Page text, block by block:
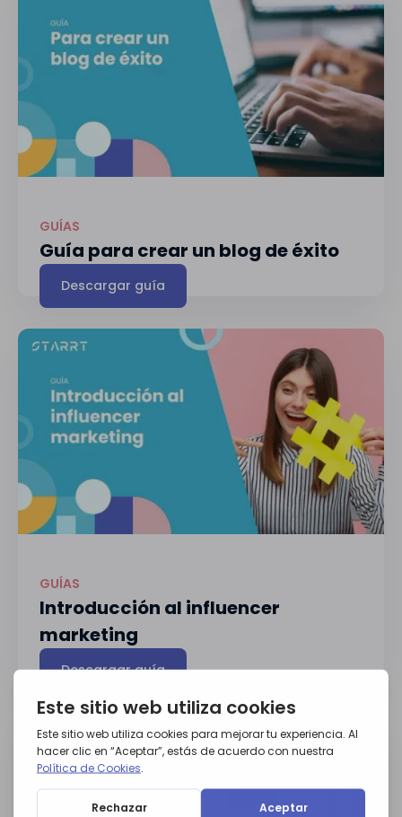
GUÍAS
Guía para crear un blog de éxito
Descargar guía
GUÍAS
Introducción al influencer
marketing
Descargar guía